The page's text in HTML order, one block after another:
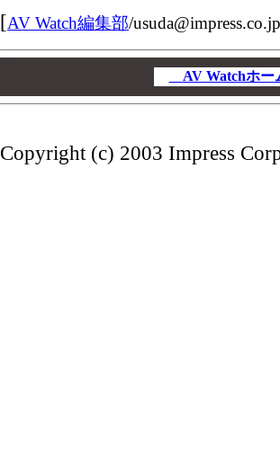
[AV Watch編集部/usuda@impress.co.jp
AV Watchホ
Copyright (c) 2003 Impress